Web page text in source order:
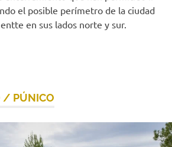
el posible perímetro de la ciudad
en sus lados norte y sur.
/ PÚNICO